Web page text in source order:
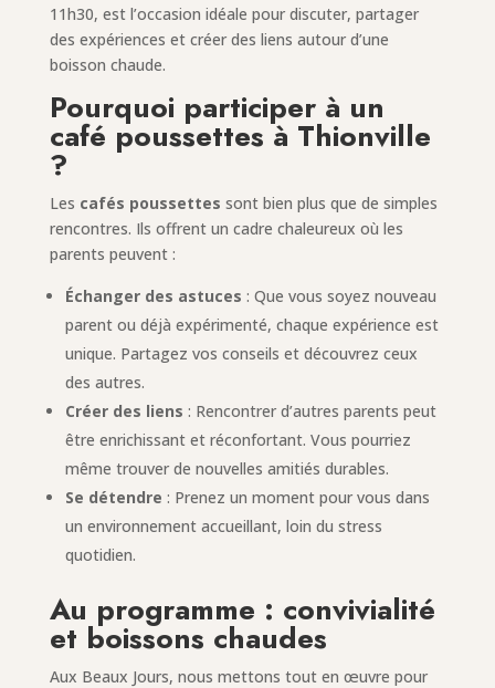
11h30, est l’occasion idéale pour discuter, partager
des expériences et créer des liens autour d’une
boisson chaude.
Pourquoi participer à un
café poussettes à Thionville
?
Les cafés poussettes sont bien plus que de simples
rencontres. Ils offrent un cadre chaleureux où les
parents peuvent :
Échanger des astuces : Que vous soyez nouveau
parent ou déjà expérimenté, chaque expérience est
unique. Partagez vos conseils et découvrez ceux
des autres.
Créer des liens : Rencontrer d’autres parents peut
être enrichissant et réconfortant. Vous pourriez
même trouver de nouvelles amitiés durables.
Se détendre : Prenez un moment pour vous dans
un environnement accueillant, loin du stress
quotidien.
Au programme : convivialité
et boissons chaudes
Aux Beaux Jours, nous mettons tout en œuvre pour